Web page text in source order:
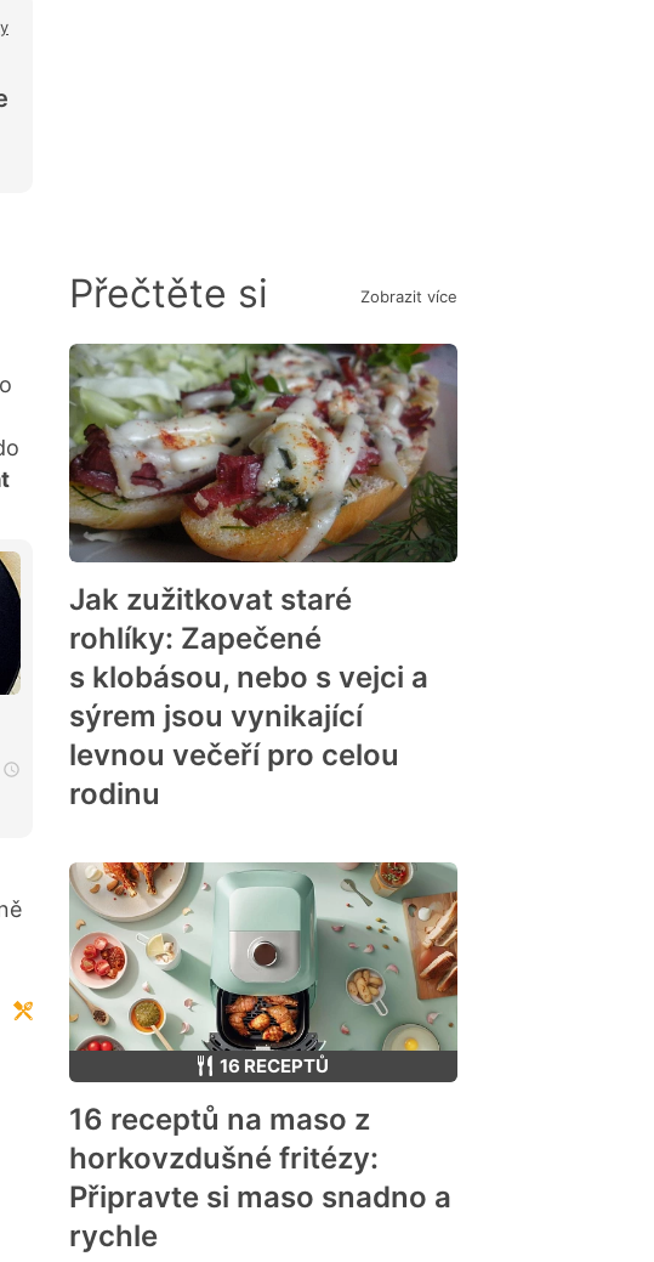
hodnocen
Přečtěte si Zobrazit více
Jak zužitkovat staré
rohlíky: Zapečené
s klobásou, nebo s vejci a
sýrem jsou vynikající
levnou večeří pro celou
rodinu
16 RECEPTŮ
16 receptů na maso z
horkovzdušné fritézy:
Připravte si maso snadno a
rychle